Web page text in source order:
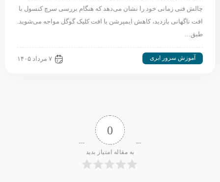
چالش فنی زمانی خود را نشان می‌دهد که هنگام بررسی سرچ کنسول با
افت ناگهانی بازدید، کاهش ایمپرشن یا افت کلیک گوگل مواجه می‌شوید.
طبق…
آموزش سرور ابری ۷ مرداد ۱۴۰۵
0
به مقاله امتیاز بدید